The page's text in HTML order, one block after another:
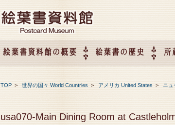
絵葉書資料館の概要 絵葉書の歴史 所
TOP > 世界の国々 World Countries > アメリカ United States > ニ
usa070-Main Dining Room at